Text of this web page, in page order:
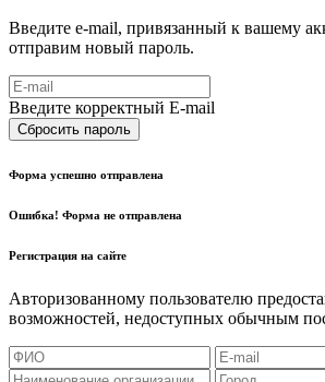
Введите e-mail, привязанный к вашему
отправим новый пароль.
Введите корректный E-mail
Сбросить пароль
Форма успешно отправлена
Ошибка! Форма не отправлена
Регистрация на сайте
Авторизованному пользователю
возможностей, недоступных обычным